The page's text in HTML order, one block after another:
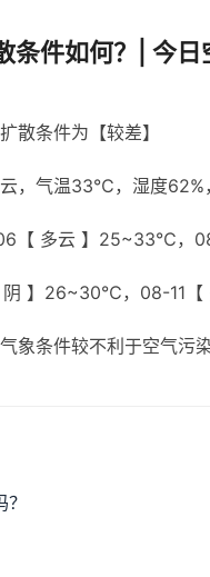
条件如何？| 今
散条件为【较差】
，气温33℃，湿度62%
【 多云 】25~33℃
】26~30℃，08-11
象条件较不利于空气污